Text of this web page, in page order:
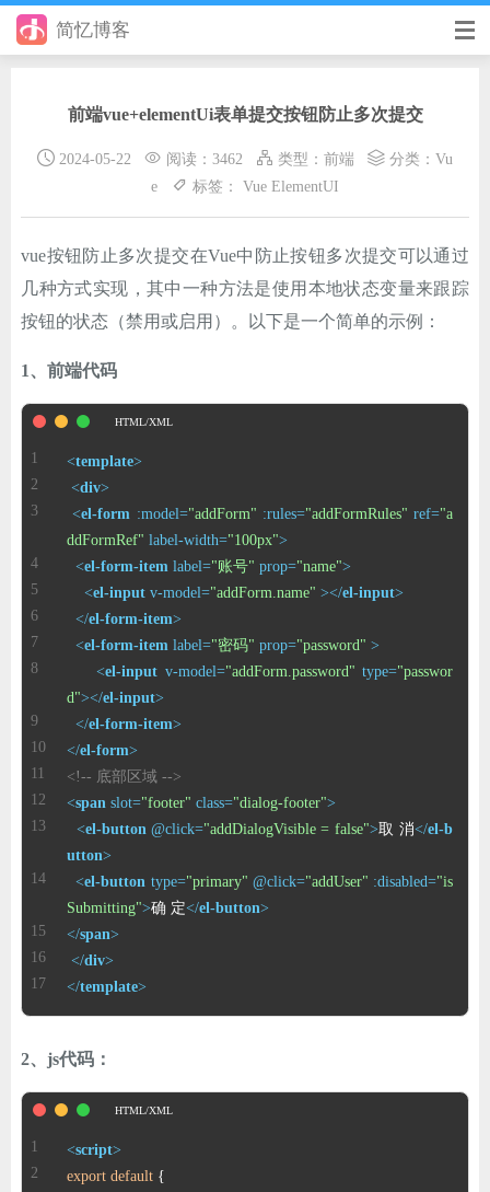
简忆博客
手册
其它
在线工具
优秀个人博客
省钱帮
ChatGPT
登录
前端vue+elementUi表单提交按钮防止多次提交
2024-05-22 阅读：3462 类型： 前端 分类： Vu
e
标签： Vue ElementUI
vue按钮防止多次提交在Vue中防止按钮多次提交可以通过
几种方式实现，其中一种方法是使用本地状态变量来跟踪
按钮的状态（禁用或启用）。以下是一个简单的示例：
1、前端代码
<template>
<div>
<el-form :model="addForm" :rules="addFormRules" ref="a
ddFormRef" label-width="100px">
<el-form-item label="账号" prop="name">
<el-input v-model="addForm.name" ></el-input>
</el-form-item>
<el-form-item label="密码" prop="password" >
<el-input v-model="addForm.password" type="passwor
d"></el-input>
</el-form-item>
</el-form>
<!-- 底部区域 -->
<span slot="footer" class="dialog-footer">
<el-button @click="addDialogVisible = false">取 消</el-b
utton>
<el-button type="primary" @click="addUser" :disabled="is
Submitting">确 定</el-button>
</span>
</div>
</template>
2、js代码：
<script>
export default